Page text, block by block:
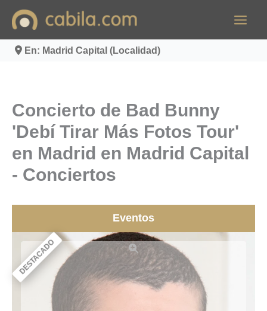
contenido
En: Madrid Capital (Localidad)
Concierto de Bad Bunny
'Debí Tirar Más Fotos Tour'
en Madrid en Madrid Capital
- Conciertos
Eventos
DESTACADO